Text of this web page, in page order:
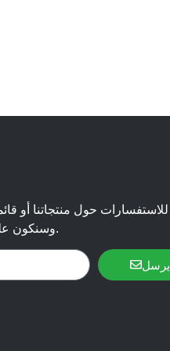
للاستفسارات حول منتجاتنا أو
وسنكون على اتصال خلال 24 ساعة.
يرسل